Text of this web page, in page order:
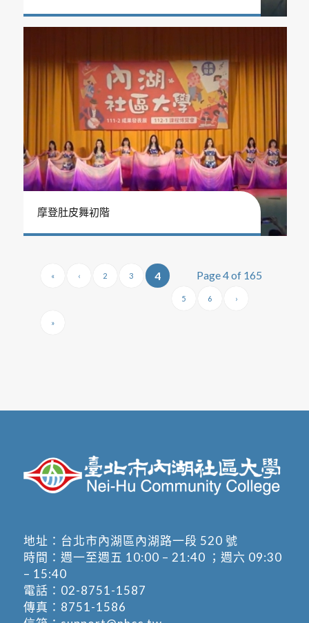
摩登肚皮舞初階
Page 4 of 165
« ‹ 2 3 4
5 6 ›
»
地址： 台北市內湖區內湖路一段 520 號
時間：週一至週五 10:00 – 21:40 ；週六 09:30
– 15:40
電話： 02-8751-1587
傳真：8751-1586